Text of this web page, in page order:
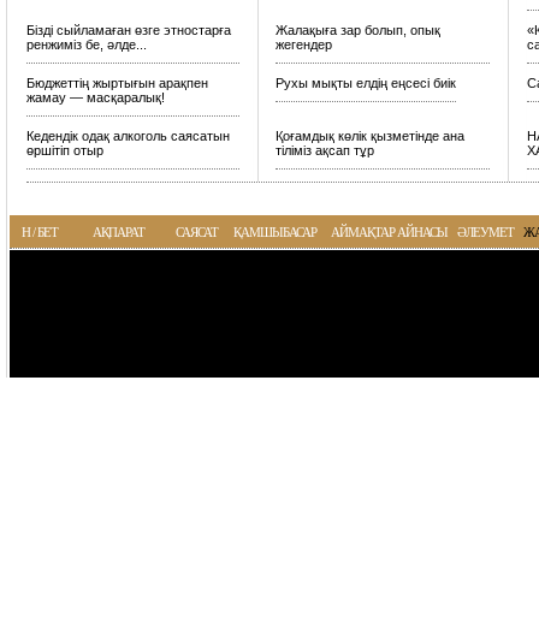
Бізді сыйламаған өзге этностарға
ренжиміз бе, әлде...
Жалақыға зар болып, опық
жегендер
Бюджеттің жыртығын арақпен
жамау — масқаралық!
Рухы мықты елдің еңсесі биік
Кедендік одақ алкоголь саясатын
өршітіп отыр
Қоғамдық көлік қызметінде ана
тіліміз ақсап тұр
Н / БЕТ АҚПАРАТ САЯСАТ ҚАМШЫБАСАР АЙМАҚТАР АЙНАСЫ ӘЛЕУМЕТ